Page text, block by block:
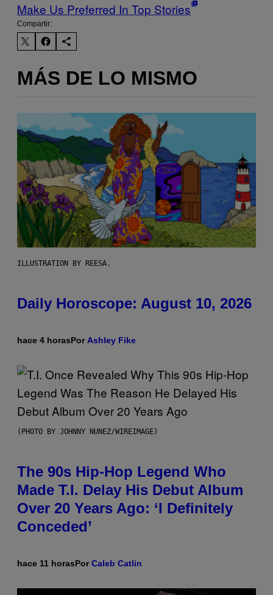
Make Us Preferred In Top Stories
Compartir:
MÁS DE LO MISMO
ILLUSTRATION BY REESA.
Daily Horoscope: August 10, 2026
hace 4 horasPor Ashley Fike
(PHOTO BY JOHNNY NUNEZ/WIREIMAGE)
The 90s Hip-Hop Legend Who
Made T.I. Delay His Debut Album
Over 20 Years Ago: ‘I Definitely
Conceded’
hace 11 horasPorCaleb Catlin